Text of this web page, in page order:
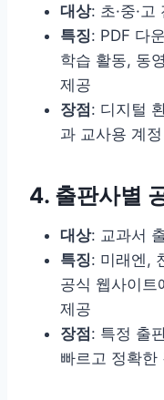
대상: 초·중·
특징: PDF 다
학습 활동, 동
제공
장점: 디지털
과 교사용 계
4. 출판사별
대상: 교과서
특징: 미래엔,
공식 웹사이트
제공
장점: 특정 출
빠르고 정확한